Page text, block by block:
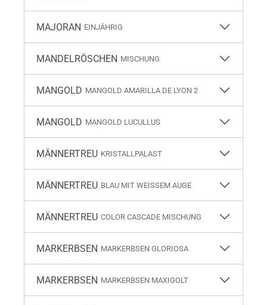
MAJORAN EINJÄHRIG
MANDELRÖSCHEN MISCHUNG
MANGOLD MANGOLD AMARILLA DE LYON 2
MANGOLD MANGOLD LUCULLUS
MÄNNERTREU KRISTALLPALAST
MÄNNERTREU BLAU MIT WEISSEM AUGE
MÄNNERTREU COLOR CASCADE MISCHUNG
MARKERBSEN MARKERBSEN GLORIOSA
MARKERBSEN MARKERBSEN MAXIGOLT